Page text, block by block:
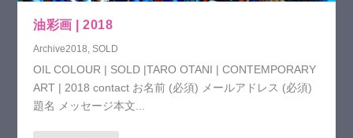
油彩画 | 2018
Archive2018,SOLD
OIL COLOUR | SOLD |TARO OTANI | CONTEMPORARY
ART | 2018 contact お名前 (必須) メールアドレス (必須)
題名 メッセージ本文...